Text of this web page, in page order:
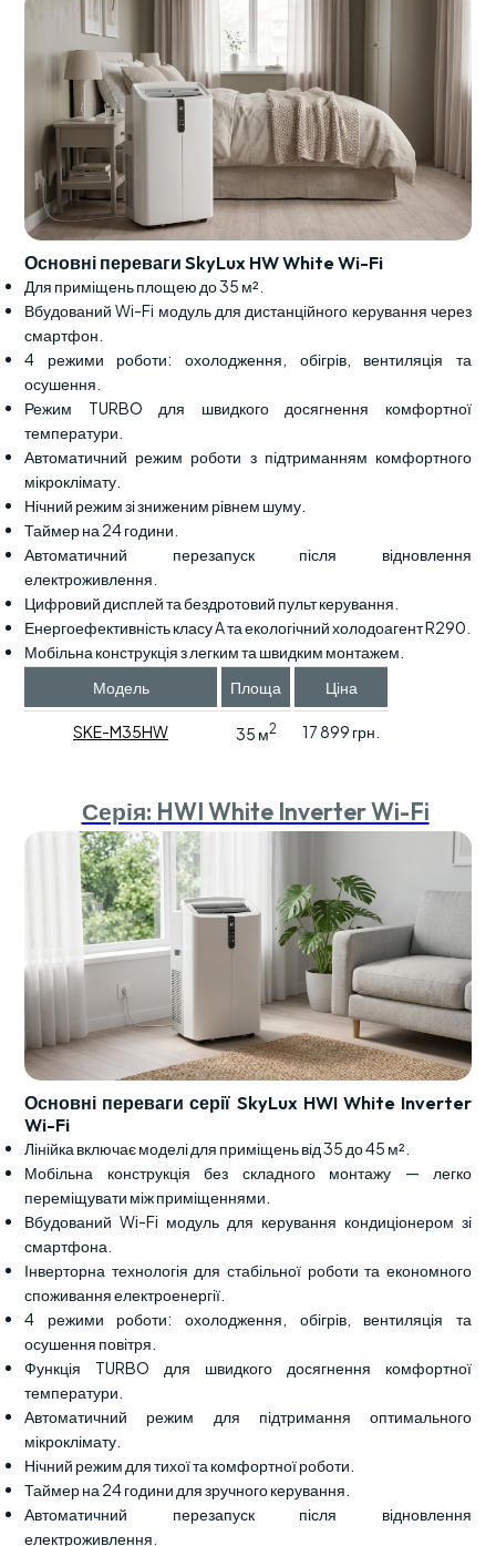
Основні переваги SkyLux HW White Wi-Fi
Для приміщень площею до 35 м².
Вбудований Wi-Fi модуль для дистанційного керування через
смартфон.
4 режими роботи: охолодження, обігрів, вентиляція та
осушення.
Режим TURBO для швидкого досягнення комфортної
температури.
Автоматичний режим роботи з підтриманням комфортного
мікроклімату.
Нічний режим зі зниженим рівнем шуму.
Таймер на 24 години.
Автоматичний перезапуск після відновлення
електроживлення.
Цифровий дисплей та бездротовий пульт керування.
Енергоефективність класу A та екологічний холодоагент R290.
Мобільна конструкція з легким та швидким монтажем.
Модель
Площа Ціна
SKE-M35HW 35 м2 17 899 грн.
Серія: HWI White Inverter Wi-Fi
Основні переваги серії SkyLux HWI White Inverter
Wi-Fi
Лінійка включає моделі для приміщень від 35 до 45 м².
Мобільна конструкція без складного монтажу — легко
переміщувати між приміщеннями.
Вбудований Wi-Fi модуль для керування кондиціонером зі
смартфона.
Інверторна технологія для стабільної роботи та економного
споживання електроенергії.
4 режими роботи: охолодження, обігрів, вентиляція та
осушення повітря.
Функція TURBO для швидкого досягнення комфортної
температури.
Автоматичний режим для підтримання оптимального
мікроклімату.
Нічний режим для тихої та комфортної роботи.
Таймер на 24 години для зручного керування.
Автоматичний перезапуск після відновлення
електроживлення.